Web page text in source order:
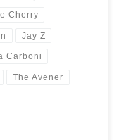
Cherry
Jay Z
Carboni
The Avener